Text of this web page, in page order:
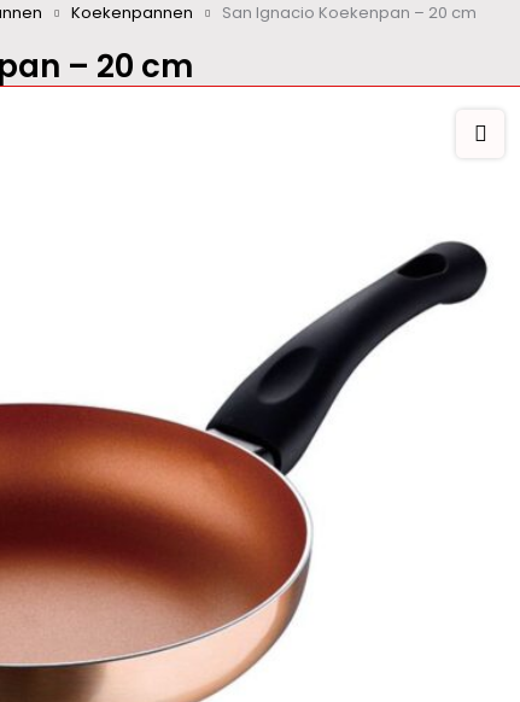
– 20 cm
Koekenpannen San Ignacio Koekenpan – 20 cm